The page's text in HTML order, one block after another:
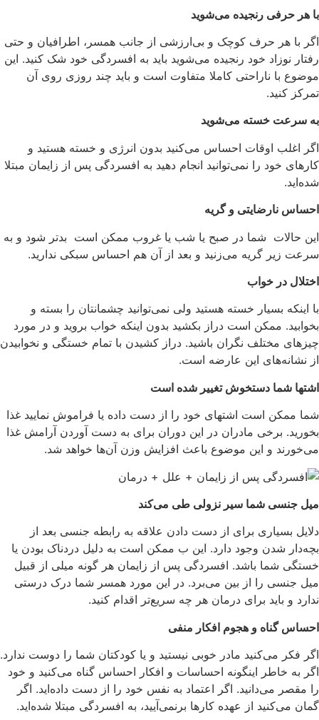
با هر حرفی رنجیده می‌شوید
اگر با هر حرف کوچک و بی‌ارزشی از جانب همسر، اطرافیان و حتی
رفتار نوزاد خود رنجیده می‌شوید باید به افسردگی خود شک کنید. این
موضوع با ناراحتی کاملا متفاوت است و باید چند روزی روی آن
تمرکز کنید.
به سرعت خسته می‌شوید
اگر اغلب اوقات احساس می‌کنید بدون انرژی و خسته هستید و
کارهای خود را نمی‌توانید انجام دهید به افسردگی پس از زایمان مبتلا
شده‌اید.
احساس نارضایتی و گریه
این حالات شما در صبح یا شب یا غروب ممکن است بدتر شود و به
سرعت زیر گریه می‌زنید و بعد از آن هم احساس سبکی ندارید.
اختلال در خواب
با اینکه بسیار خسته هستید ولی نمی‌توانید چشمانتان را بسته و
بخوابید. ممکن است دراز بکشید بدون اینکه خواب بروید و در مورد
چیزهای مختلف نگران باشید. دراز کشیدن با تمام خستگی و نخوابیدن
از نشانه‌های این عارضه است.
اشتها شما دستخوش تغییر شده است
شما ممکن است اشتهای خود را از دست داده یا فراموش نمایید غذا
بخورید. برخی مادران در این دوران برای به دست آوردن آرامش غذا
می‌خورند و این موضوع باعث افزایش وزن آن‌ها خواهد شد.
میل جنسی شما سیر نزولی طی می‌کند
دلایل بسیاری برای از دست دادن علاقه به رابطه جنسی بعد از
بچه‌دار شدن وجود دارد. این ب ممکن است به دلیل دردناک بودن یا
خستگی شما باشد. افسردگی پس از زایمان هر گونه میلی از قبیل
میل جنسی را از بین می‌برد. در این مورد همسر شما درک درستی
ندارد و باید برای درمان هر چه سریع‌تر اقدام کنید.
احساس گناه و هجوم افکار منفی
اگر فکر می‌کنید مادر خوبی نیستید و یا کودکتان شما را دوست ندارد.
اگر به خاطر اینگونه احساسات و افکار احساس گناه می‌کنید و خود
را مقصر می‌دانید. اگر اعتماد به نفس خود را از دست داده‌اید. اگر
گمان می‌کنید از عهده کارها برنمی‌آیید، به افسردگی مبتلا شده‌اید.